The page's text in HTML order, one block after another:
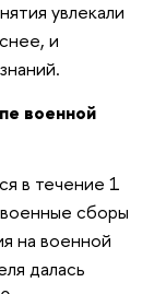
увлекали
и
военной
в течение 1
сборы
на военной
далась